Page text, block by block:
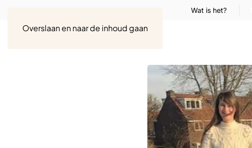
Overslaan en naar de inhoud gaan
Wat is het?